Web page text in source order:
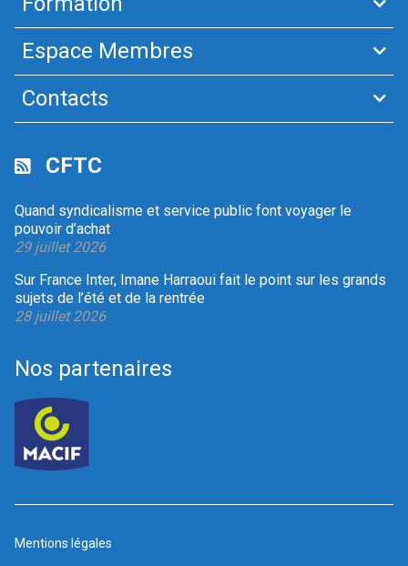
Espace Membres
Contacts
CFTC
Quand syndicalisme et service public font voyager le
pouvoir d’achat
29 juillet 2026
Sur France Inter, Imane Harraoui fait le point sur les grands
sujets de l’été et de la rentrée
28 juillet 2026
Nos partenaires
Mentions légales